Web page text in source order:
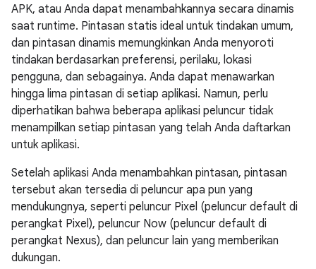
APK, atau Anda dapat menambahkannya secara dinamis
saat runtime. Pintasan statis ideal untuk tindakan umum,
dan pintasan dinamis memungkinkan Anda menyoroti
tindakan berdasarkan preferensi, perilaku, lokasi
pengguna, dan sebagainya. Anda dapat menawarkan
hingga lima pintasan di setiap aplikasi. Namun, perlu
diperhatikan bahwa beberapa aplikasi peluncur tidak
menampilkan setiap pintasan yang telah Anda daftarkan
untuk aplikasi.
Setelah aplikasi Anda menambahkan pintasan, pintasan
tersebut akan tersedia di peluncur apa pun yang
mendukungnya, seperti peluncur Pixel (peluncur default di
perangkat Pixel), peluncur Now (peluncur default di
perangkat Nexus), dan peluncur lain yang memberikan
dukungan.